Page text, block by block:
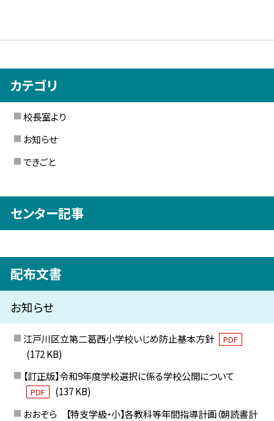
カテゴリ
校長室より
お知らせ
できごと
センター記事
配布文書
お知らせ
江戸川区立第二葛西小学校いじめ防止基本方針 PDF
(172 KB)
【訂正版】令和9年度学校選択に係る学校公開について
PDF
(137 KB)
おおぞら 【特支学級・小】各教科等年間指導計画（朝読書計